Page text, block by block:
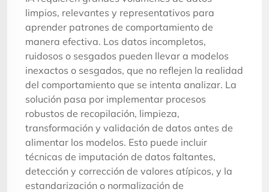
limpios, relevantes y representativos para
aprender patrones de comportamiento de
manera efectiva. Los datos incompletos,
ruidosos o sesgados pueden llevar a modelos
inexactos o sesgados, que no reflejen la realidad
del comportamiento que se intenta analizar. La
solución pasa por implementar procesos
robustos de recopilación, limpieza,
transformación y validación de datos antes de
alimentar los modelos. Esto puede incluir
técnicas de imputación de datos faltantes,
detección y corrección de valores atípicos, y la
estandarización o normalización de